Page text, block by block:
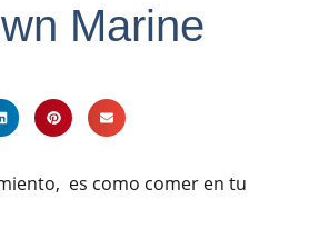
Marine
es como comer en tu